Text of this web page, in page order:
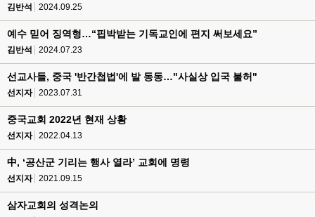
김반석 2024.09.25
예수 믿어 징역형…“핍박받는 기독교인에 편지 써보세요”
김반석 2024.07.23
선교사들, 중국 '반간첩법'에 발 동동…"사실상 입국 불허"
선지자 2023.07.31
중국교회 2022년 현재 상황
선지자 2022.04.13
中, ‘공산군 기리는 행사 열라’ 교회에 명령
선지자 2021.09.15
삼자교회의 성격논의